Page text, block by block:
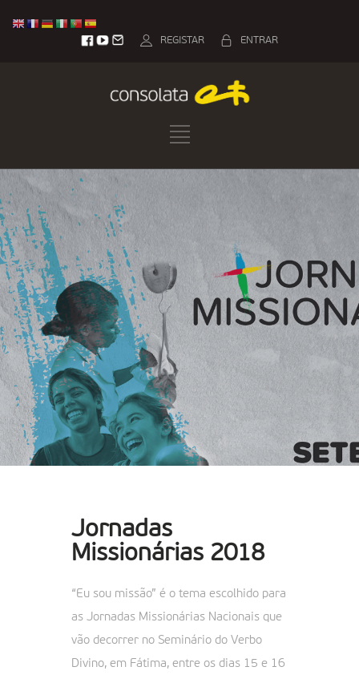
ENTRAR
REGISTAR
Jornadas
Missionárias 2018
“Eu sou missão” é o tema escolhido para
as Jornadas Missionárias Nacionais que
vão decorrer no Seminário do Verbo
Divino, em Fátima, entre os dias 15 e 16